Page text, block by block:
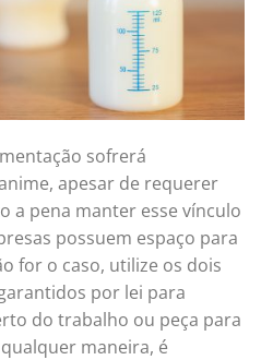
sofrerá
apesar de requerer
a pena manter esse vínculo
possuem espaço para
for o caso, utilize os dois
por lei para
do trabalho ou peça para
maneira, é